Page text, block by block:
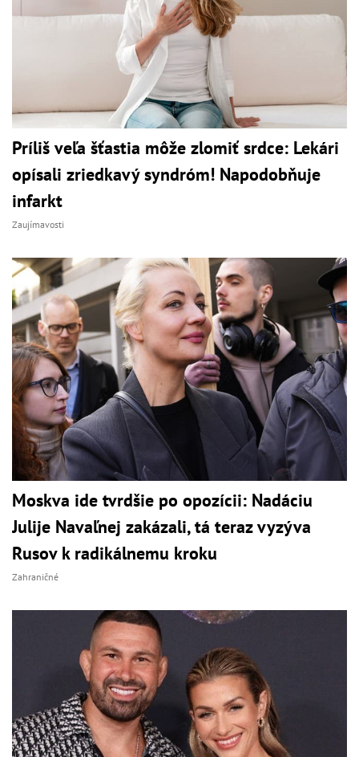
Príliš veľa šťastia môže zlomiť srdce: Lekári
opísali zriedkavý syndróm! Napodobňuje
infarkt
Zaujímavosti
Moskva ide tvrdšie po opozícii: Nadáciu
Julije Navaľnej zakázali, tá teraz vyzýva
Rusov k radikálnemu kroku
Zahraničné